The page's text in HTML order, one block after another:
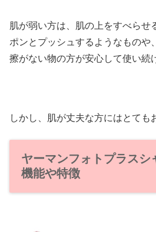
肌が弱い方は、肌の上をすべらせ
ポンとプッシュするようなものや
擦がない物の方が安心して使い続
しかし、肌が丈夫な方にはとても
ヤーマンフォトプラスシ
機能や特徴